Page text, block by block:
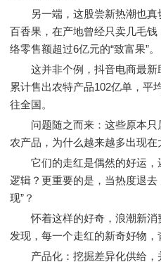
另一端，这股尝新热潮也真
百香果，在产地曾经只卖几毛
络零售额超过6亿元的“致富果”。
这并非个例，抖音电商最新
累计售出农特产品102亿单，平
往全国。
问题随之而来：这些原本只
农产品，为什么越来越多出现在
它们的走红是偶然的好运，
逻辑？更重要的是，当热度退去
现”？
怀着这样的好奇，浪潮新消
发现，每一个走红的新奇好物
产品化：挖掘差异化供给，并